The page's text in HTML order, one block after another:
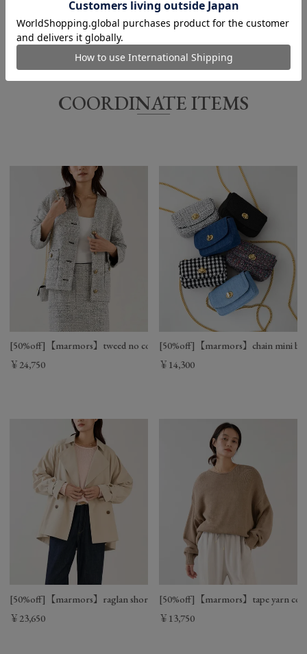
い致します。
原産国
中国
予めご了承くださいませ。
Find out more on your body type
COORDINATE ITEMS
[50%off]【marmors】tweed no collar jacket
￥24,750
[50%off]【marmors】chain mini
￥14,300
[50%off]【marmors】raglan short trench coat
￥23,650
[50%off]【marmors】tape yarn
￥13,750